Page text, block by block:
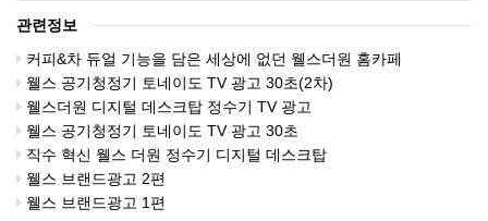
관련정보
커피&차 듀얼 기능을 담은 세상에 없던 웰스더원 홈카페
웰스 공기청정기 토네이도 TV 광고 30초(2차)
웰스더원 디지털 데스크탑 정수기 TV 광고
웰스 공기청정기 토네이도 TV 광고 30초
직수 혁신 웰스 더원 정수기 디지털 데스크탑
웰스 브랜드광고 2편
웰스 브랜드광고 1편